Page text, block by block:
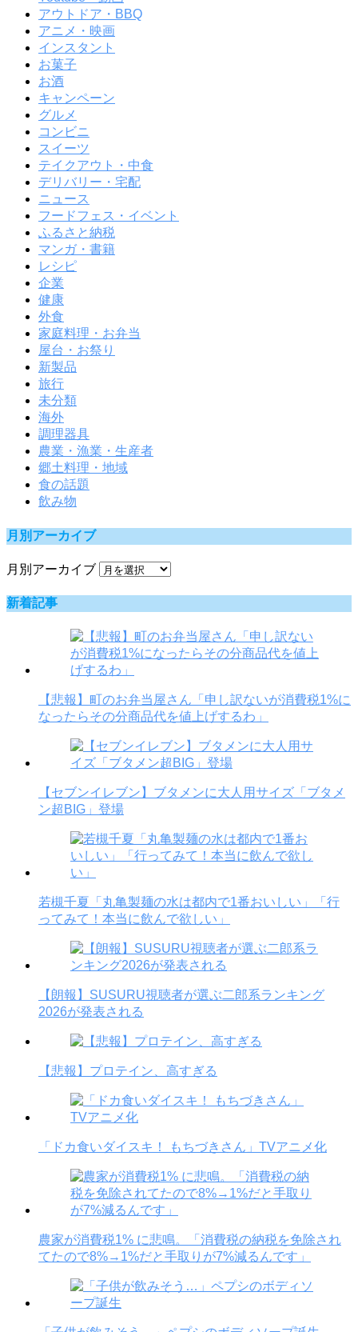
アウトドア・BBQ
アニメ・映画
インスタント
お菓子
お酒
キャンペーン
グルメ
コンビニ
スイーツ
テイクアウト・中食
デリバリー・宅配
ニュース
フードフェス・イベント
ふるさと納税
マンガ・書籍
レシピ
企業
健康
外食
家庭料理・お弁当
屋台・お祭り
新製品
旅行
未分類
海外
調理器具
農業・漁業・生産者
郷土料理・地域
食の話題
飲み物
月別アーカイブ
月別アーカイブ
新着記事
【悲報】町のお弁当屋さん「申し訳ないが消費税1%に
なったらその分商品代を値上げするわ」
【セブンイレブン】ブタメンに大人用サイズ「ブタメ
ン超BIG」登場
若槻千夏「丸亀製麺の水は都内で1番おいしい」「行
ってみて！本当に飲んで欲しい」
【朗報】SUSURU視聴者が選ぶ二郎系ランキング
2026が発表される
【悲報】プロテイン、高すぎる
「ドカ食いダイスキ！ もちづきさん」TVアニメ化
農家が消費税1% に悲鳴。「消費税の納税を免除され
てたので8%→1%だと手取りが7%減るんです」